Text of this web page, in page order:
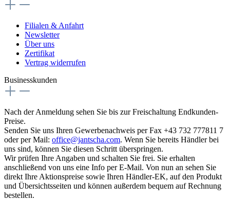
Filialen & Anfahrt
Newsletter
Über uns
Zertifikat
Vertrag widerrufen
Businesskunden
Nach der Anmeldung sehen Sie bis zur Freischaltung Endkunden-
Preise.
Senden Sie uns Ihren Gewerbenachweis per Fax +43 732 777811 7
oder per Mail: office@jantscha.com. Wenn Sie bereits Händler bei
uns sind, können Sie diesen Schritt überspringen.
Wir prüfen Ihre Angaben und schalten Sie frei. Sie erhalten
anschließend von uns eine Info per E-Mail. Von nun an sehen Sie
direkt Ihre Aktionspreise sowie Ihren Händler-EK, auf den Produkt
und Übersichtsseiten und können außerdem bequem auf Rechnung
bestellen.